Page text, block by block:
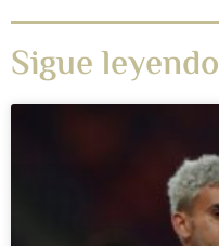
Sigue leyendo